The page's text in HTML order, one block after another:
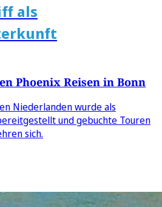
als
Phoenix Reisen in Bonn
Niederlanden wurde als
und gebuchte Touren
sich.